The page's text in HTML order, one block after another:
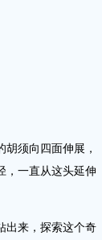
须向四面伸展，
，一直从这头延伸
来，探索这个奇